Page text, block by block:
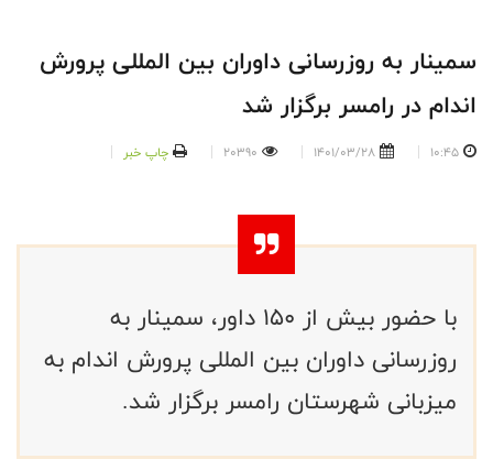
-
سمینار به روزرسانی داوران بین المللی پرورش
اندام در رامسر برگزار شد
10:45
1401/03/28
20390 چاپ خبر
با حضور بیش از 150 داور، سمینار به
روزرسانی داوران بین المللی پرورش اندام به
میزبانی شهرستان رامسر برگزار شد.